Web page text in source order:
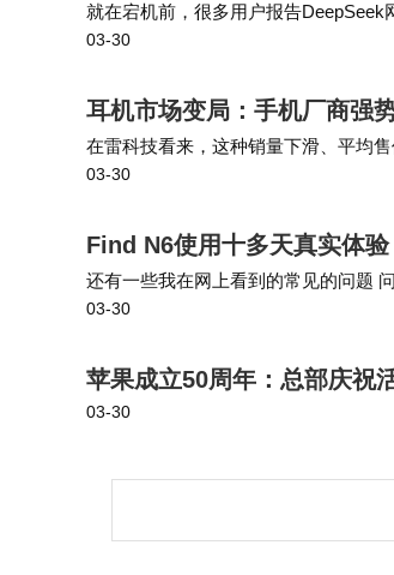
就在宕机前，很多用户报告
介绍还是模糊的“我是DeepSeek，一
03-30
耳机市场变局：手机厂商强
在雷科技看来，这种销量下滑、平均
开了与手机品牌的正面碰撞，同时还
03-30
Find N6使用十多天真实体
还有一些我在网上看到的常见的问题
正就是我早上出门，我晚上回来肯定
03-30
苹果成立50周年：总部庆祝
03-30